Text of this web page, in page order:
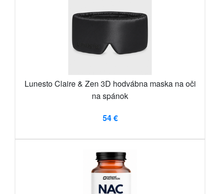
Lunesto Claire & Zen 3D hodvábna maska ​​na oči
na spánok
54 €